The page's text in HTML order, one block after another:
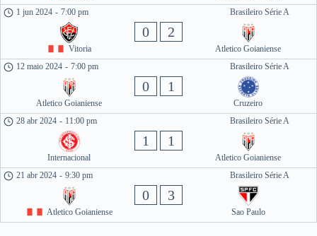
Brasileiro Série A
1 jun 2024 - 7:00 pm
Vitoria
0 2
Atletico Goianiense
Brasileiro Série A
12 maio 2024 - 7:00 pm
Atletico Goianiense
0 1
Cruzeiro
Brasileiro Série A
28 abr 2024 - 11:00 pm
Internacional
1 1
Atletico Goianiense
Brasileiro Série A
21 abr 2024 - 9:30 pm
Atletico Goianiense
0 3
Sao Paulo